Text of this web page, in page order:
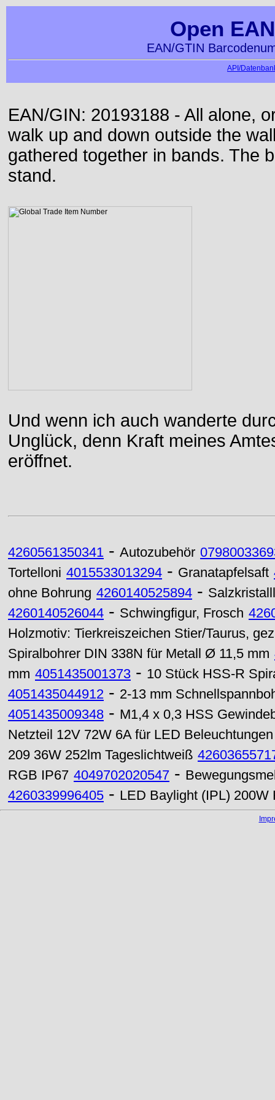
Open
EAN/GTIN
API/
EAN/GIN: 20193188 - All alone,
walk up and down outside the
gathered together in bands. The
stand.
Und wenn ich auch wanderte
Unglück, denn Kraft meines
eröffnet.
4260561350341 - Autozubehör
Tortelloni 4015533013294 - Granatapfelsaft
ohne Bohrung 4260140525894 -
4260140526044 - Schwingfigur, Frosch
Holzmotiv: Tierkreiszeichen Stier/Taurus,
Spiralbohrer DIN 338N für Metall Ø 11,5 mm
mm 4051435001373 - 10 Stück HSS-R
4051435044912 - 2-13 mm
4051435009348 - M1,4 x 0,3 HSS
Netzteil 12V 72W 6A für LED
209 36W 252lm Tageslichtweiß
RGB IP67 4049702020547 -
4260339996405 - LED Baylight (IPL) 200W